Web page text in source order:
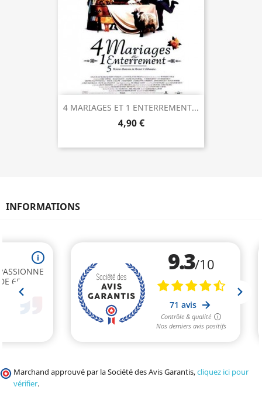
4 MARIAGES ET 1 ENTERREMENT...
4,90 €
INFORMATIONS
Marchand approuvé par la Société des Avis Garantis,cliquez ici pour
vérifier.